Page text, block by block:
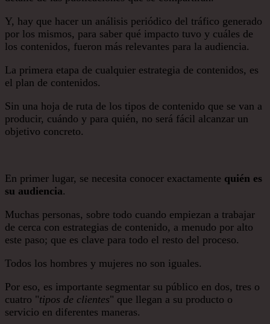
Y, hay que hacer un análisis periódico del tráfico generado
por los mismos, para saber qué impacto tuvo y cuáles de
los contenidos, fueron más relevantes para la audiencia.
La primera etapa de cualquier estrategia de contenidos, es
el plan de contenidos.
Sin una hoja de ruta de los tipos de contenido que se van a
producir, cuándo y para quién, no será fácil alcanzar un
objetivo concreto.
En primer lugar, se necesita conocer exactamente quién es
su audiencia.
Muchas personas, sobre todo cuando empiezan a trabajar
de cerca con estrategias de contenido, a menudo por alto
este paso; que es clave para todo el resto del proceso.
Todos los hombres y mujeres no son iguales.
Por eso, es importante segmentar su público en dos, tres o
cuatro "tipos de clientes" que llegan a su producto o
servicio en diferentes maneras.